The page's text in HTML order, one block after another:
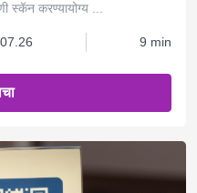
स्कॅन करण्यायोग्य ...
9 min